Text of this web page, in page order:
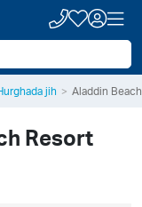
jih Aladdin
Resort